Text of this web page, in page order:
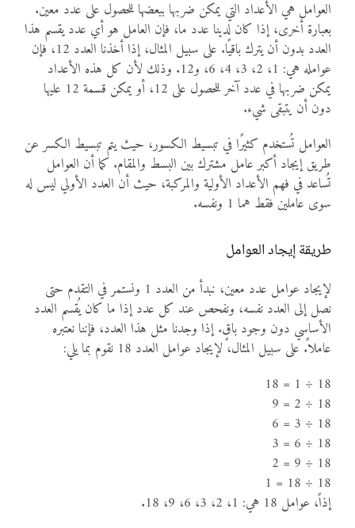
العوامل هي الأعداد التي يمكن ضربها ببعضها للحصول على عدد معين.
بعبارة أخرى، إذا كان لدينا عدد ما، فإن العامل هو أي عدد يقسم هذا
العدد بدون أن يترك باقيًا. على سبيل المثال، إذا أخذنا العدد 12، فإن
عوامله هي: 1، 2، 3، 4، 6، و12. وذلك لأن كل هذه الأعداد
يمكن ضربها في عدد آخر للحصول على 12، أو يمكن قسمة 12 عليها
دون أن يتبقى شيء.
العوامل تُستخدم كثيرًا في تبسيط الكسور، حيث يتم تبسيط الكسر عن
طريق إيجاد أكبر عامل مشترك بين البسط والمقام. كما أن العوامل
تُساعد في فهم الأعداد الأولية والمركبة، حيث أن العدد الأولي ليس له
سوى عاملين فقط هما 1 ونفسه.
طريقة إيجاد العوامل
لإيجاد عوامل عدد معين، نبدأ من العدد 1 ونستمر في التقدم حتى
نصل إلى العدد نفسه، ونفحص عند كل عدد إذا ما كان يُقسم العدد
الأساسي دون وجود باقٍ. إذا وجدنا مثل هذا العدد، فإننا نعتبره
عاملاً. على سبيل المثال، لإيجاد عوامل العدد 18 نقوم بما يلي:
18 ÷ 1 = 18
18 ÷ 2 = 9
18 ÷ 3 = 6
18 ÷ 6 = 3
18 ÷ 9 = 2
18 ÷ 18 = 1
إذاً، عوامل 18 هي: 1، 2، 3، 6، 9، 18.